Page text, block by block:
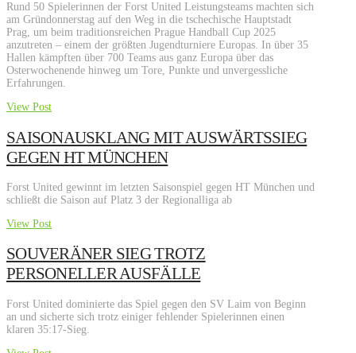
Rund 50 Spielerinnen der Forst United Leistungsteams machten sich
am Gründonnerstag auf den Weg in die tschechische Hauptstadt
Prag, um beim traditionsreichen Prague Handball Cup 2025
anzutreten – einem der größten Jugendturniere Europas. In über 35
Hallen kämpften über 700 Teams aus ganz Europa über das
Osterwochenende hinweg um Tore, Punkte und unvergessliche
Erfahrungen.
View Post
SAISONAUSKLANG MIT AUSWÄRTSSIEG
GEGEN HT MÜNCHEN
Forst United gewinnt im letzten Saisonspiel gegen HT München und
schließt die Saison auf Platz 3 der Regionalliga ab
View Post
SOUVERÄNER SIEG TROTZ
PERSONELLER AUSFÄLLE
Forst United dominierte das Spiel gegen den SV Laim von Beginn
an und sicherte sich trotz einiger fehlender Spielerinnen einen
klaren 35:17-Sieg.